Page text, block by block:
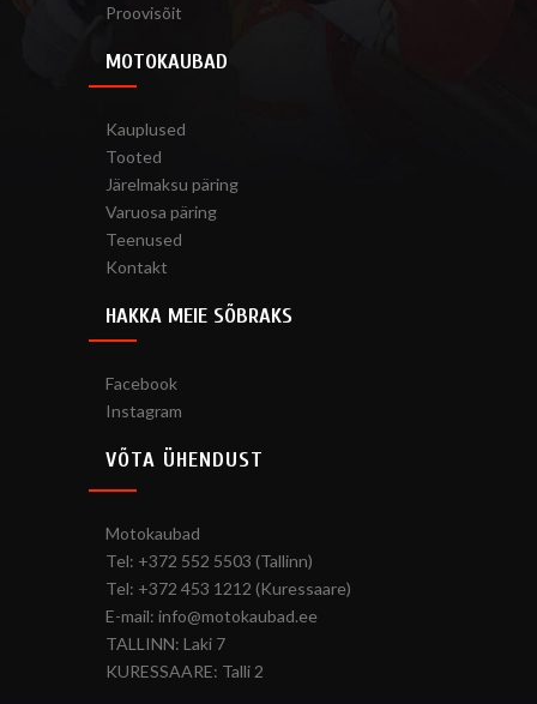
Proovisõit
MOTOKAUBAD
Kauplused
Tooted
Järelmaksu päring
Varuosa päring
Teenused
Kontakt
HAKKA MEIE SÕBRAKS
Facebook
Instagram
VÕTA ÜHENDUST
Motokaubad
Tel: +372 552 5503 (Tallinn)
Tel: +372 453 1212 (Kuressaare)
E-mail: info@motokaubad.ee
TALLINN: Laki 7
KURESSAARE: Talli 2